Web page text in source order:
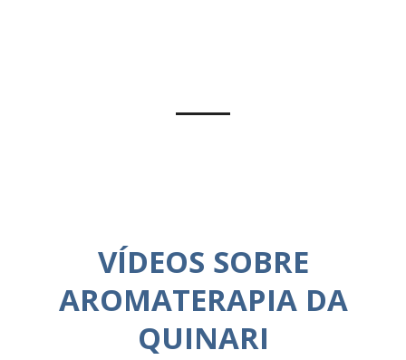
VÍDEOS SOBRE
AROMATERAPIA DA
QUINARI